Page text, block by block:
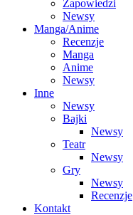
Zapowiedzi
Newsy
Manga/Anime
Recenzje
Manga
Anime
Newsy
Inne
Newsy
Bajki
Newsy
Teatr
Newsy
Gry
Newsy
Recenzje
Kontakt